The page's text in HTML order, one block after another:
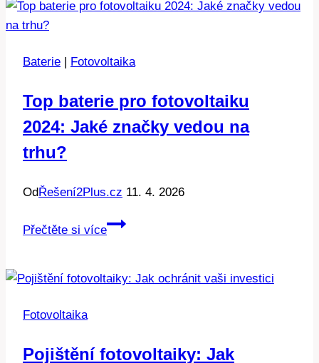
Proces
Baterie
Fotovoltaika
Top baterie pro fotovoltaiku
2024: Jaké značky vedou na
trhu?
Od Řešení2Plus.cz 11. 4. 2026
Přečtěte si více
Top
fotovoltaiku
vedou
Fotovoltaika
Pojištění fotovoltaiky: Jak